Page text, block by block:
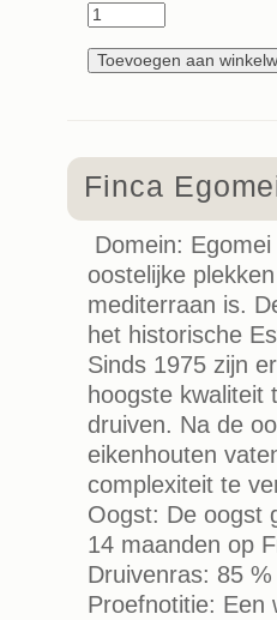
Finca
Domein:
oostelijke
mediterraan is.
het historische
Sinds 1975 zijn
hoogste kwaliteit
druiven. Na de
eikenhouten
complexiteit te
Oogst: De oogst
14 maanden op
Druivenras: 85
Proefnotitie: Een